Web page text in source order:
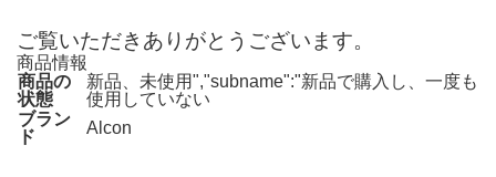
ご覧いただきありがとうございます。
商品情報
商品の
状態
新品、未使用","subname":"新品で購入し、一度も
使用していない
ブラン
ド
Alcon